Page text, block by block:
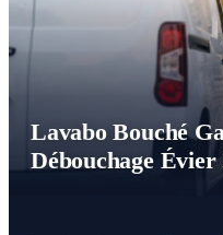
Lavabo Bouché
Débouchage Évier